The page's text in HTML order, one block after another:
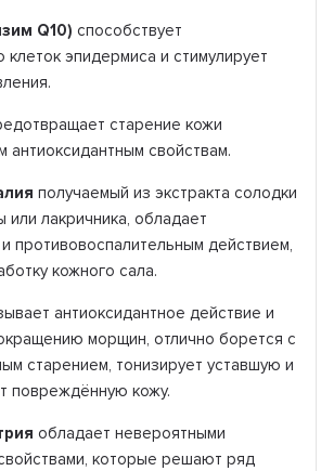
Q10) способствует
клеток эпидермиса и стимулирует
старение кожи
антиоксидантным свойствам.
получаемый из экстракта солодки
или лакричника, обладает
противовоспалительным действием,
кожного сала.
антиоксидантное действие и
морщин, отлично борется с
старением, тонизирует уставшую и
повреждённую кожу.
обладает невероятными
которые решают ряд